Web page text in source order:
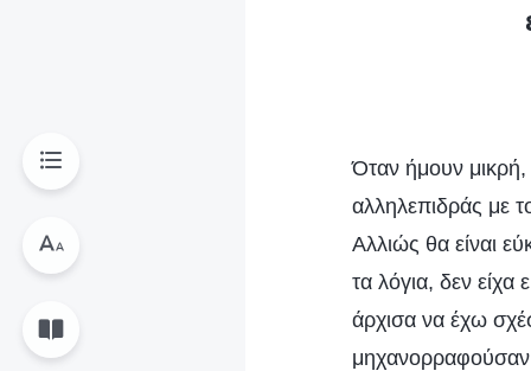
Όταν ήμουν
αλληλεπιδράς με
Αλλιώς θα είναι
τα λόγια, δεν
άρχισα να έχω
μηχανορραφούσαν